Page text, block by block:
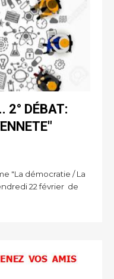
2° DÉBAT:
"La démocratie / La
22 février de